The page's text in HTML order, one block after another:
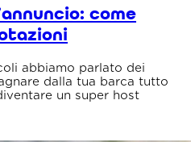
come
abbiamo parlato dei
dalla tua barca tutto
un super host